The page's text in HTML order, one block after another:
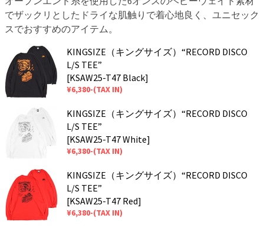
でザックリとしたドライな肌触りで着心地良く、ユニセック
スでおすすめのアイテム。
KINGSIZE（キングサイズ）“RECORD DISCO
L/S TEE”
[KSAW25-T47 Black]
¥6,380-(TAX IN)
KINGSIZE（キングサイズ）“RECORD DISCO
L/S TEE”
[KSAW25-T47 White]
¥6,380-(TAX IN)
KINGSIZE（キングサイズ）“RECORD DISCO
L/S TEE”
[KSAW25-T47 Red]
¥6,380-(TAX IN)